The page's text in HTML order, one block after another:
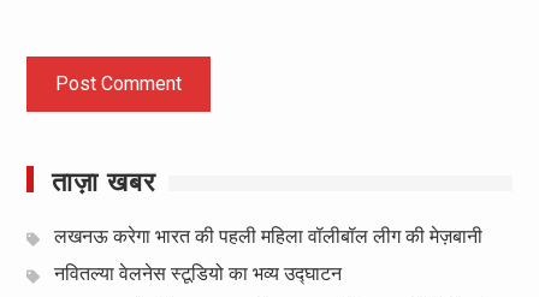
ताज़ा खबर
लखनऊ करेगा भारत की पहली महिला वॉलीबॉल लीग की मेज़बानी
नवितल्या वेलनेस स्टूडियो का भव्य उद्घाटन